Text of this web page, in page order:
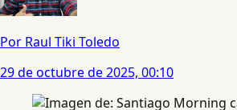
Por Raul Tiki Toledo
29 de octubre de 2025, 00:10